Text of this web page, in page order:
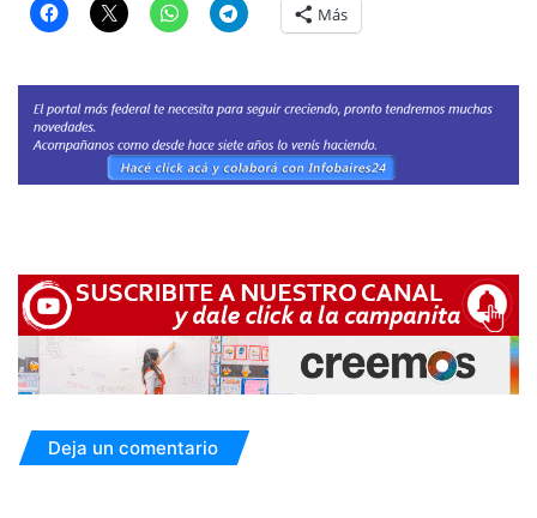
Más
Deja un comentario